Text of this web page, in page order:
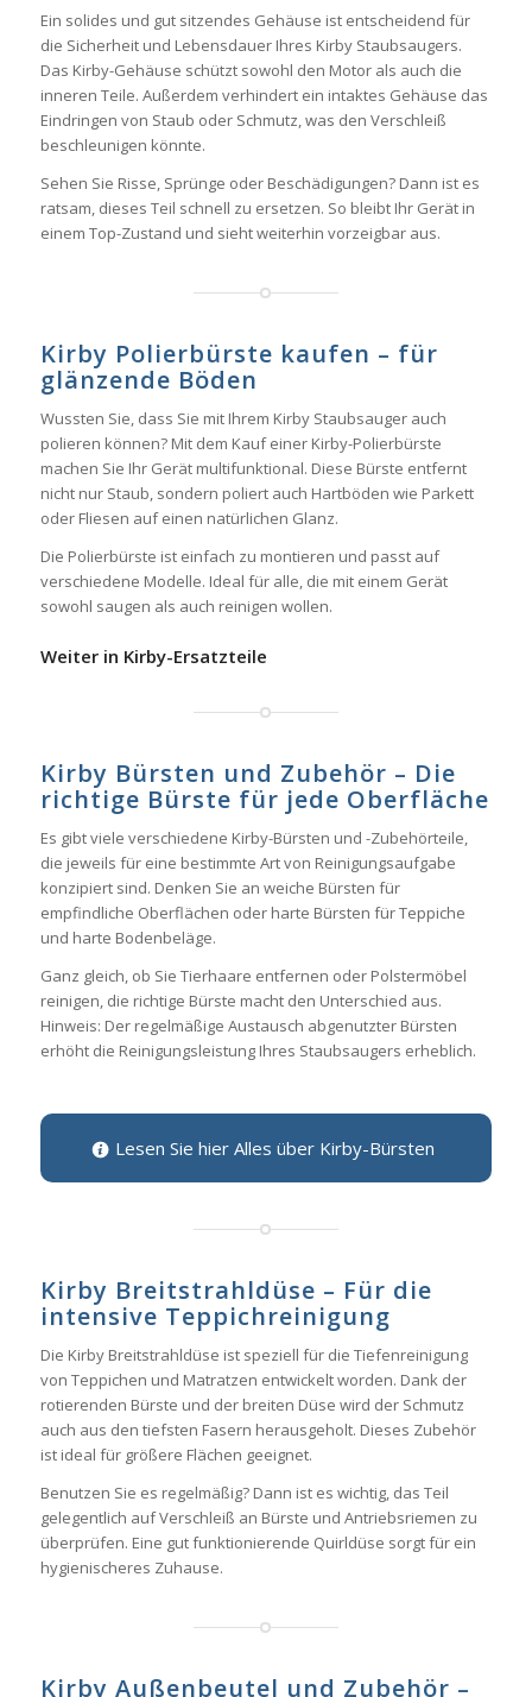
Ein solides und gut sitzendes Gehäuse ist entscheidend für
die Sicherheit und Lebensdauer Ihres Kirby Staubsaugers.
Das Kirby-Gehäuse schützt sowohl den Motor als auch die
inneren Teile. Außerdem verhindert ein intaktes Gehäuse das
Eindringen von Staub oder Schmutz, was den Verschleiß
beschleunigen könnte.
Sehen Sie Risse, Sprünge oder Beschädigungen? Dann ist es
ratsam, dieses Teil schnell zu ersetzen. So bleibt Ihr Gerät in
einem Top-Zustand und sieht weiterhin vorzeigbar aus.
Kirby Polierbürste kaufen – für
glänzende Böden
Wussten Sie, dass Sie mit Ihrem Kirby Staubsauger auch
polieren können? Mit dem Kauf einer Kirby-Polierbürste
machen Sie Ihr Gerät multifunktional. Diese Bürste entfernt
nicht nur Staub, sondern poliert auch Hartböden wie Parkett
oder Fliesen auf einen natürlichen Glanz.
Die Polierbürste ist einfach zu montieren und passt auf
verschiedene Modelle. Ideal für alle, die mit einem Gerät
sowohl saugen als auch reinigen wollen.
Weiter in Kirby-Ersatzteile
Kirby Bürsten und Zubehör – Die
richtige Bürste für jede Oberfläche
Es gibt viele verschiedene Kirby-Bürsten und -Zubehörteile,
die jeweils für eine bestimmte Art von Reinigungsaufgabe
konzipiert sind. Denken Sie an weiche Bürsten für
empfindliche Oberflächen oder harte Bürsten für Teppiche
und harte Bodenbeläge.
Ganz gleich, ob Sie Tierhaare entfernen oder Polstermöbel
reinigen, die richtige Bürste macht den Unterschied aus.
Hinweis: Der regelmäßige Austausch abgenutzter Bürsten
erhöht die Reinigungsleistung Ihres Staubsaugers erheblich.
Lesen Sie hier Alles über Kirby-Bürsten
Kirby Breitstrahldüse – Für die
intensive Teppichreinigung
Die Kirby Breitstrahldüse ist speziell für die Tiefenreinigung
von Teppichen und Matratzen entwickelt worden. Dank der
rotierenden Bürste und der breiten Düse wird der Schmutz
auch aus den tiefsten Fasern herausgeholt. Dieses Zubehör
ist ideal für größere Flächen geeignet.
Benutzen Sie es regelmäßig? Dann ist es wichtig, das Teil
gelegentlich auf Verschleiß an Bürste und Antriebsriemen zu
überprüfen. Eine gut funktionierende Quirldüse sorgt für ein
hygienischeres Zuhause.
Kirby Außenbeutel und Zubehör –